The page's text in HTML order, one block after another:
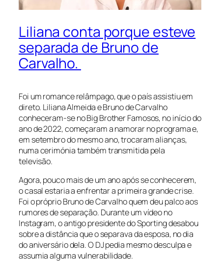
Liliana conta porque esteve
separada de Bruno de
Carvalho.
Foi um romance relâmpago, que o país assistiu em
direto. Liliana Almeida e Bruno de Carvalho
conheceram-se no Big Brother Famosos, no início do
ano de 2022, começaram a namorar no programa e,
em setembro do mesmo ano, trocaram alianças,
numa cerimónia também transmitida pela
televisão.
Agora, pouco mais de um ano após se conhecerem,
o casal estaria a enfrentar a primeira grande crise.
Foi o próprio Bruno de Carvalho quem deu palco aos
rumores de separação. Durante um vídeo no
Instagram, o antigo presidente do Sporting desabou
sobre a distância que o separava da esposa, no dia
do aniversário dela. O DJ pedia mesmo desculpa e
assumia alguma vulnerabilidade.